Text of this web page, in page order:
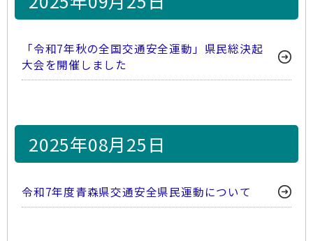
「令和7年秋の全国交通安全運動」県民総決起
大会を開催しました
2025年08月25日
令和7年度青森県交通安全県民運動について